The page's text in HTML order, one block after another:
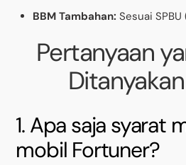
BBM Tambahan: Sesuai
Pertanyaan
1. Apa saja syarat
mobil Fortuner?